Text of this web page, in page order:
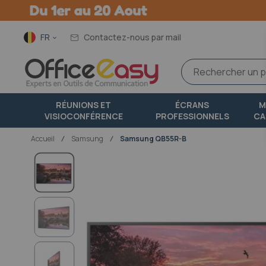
Langue
FR Contactez-nous par mail
RÉUNIONS ET
VISIOCONFÉRENCE
ÉCRANS
PROFESSIONNELS
Accueil samsung Samsung QB55R-B
Passer
fin
de
galerie
d’images